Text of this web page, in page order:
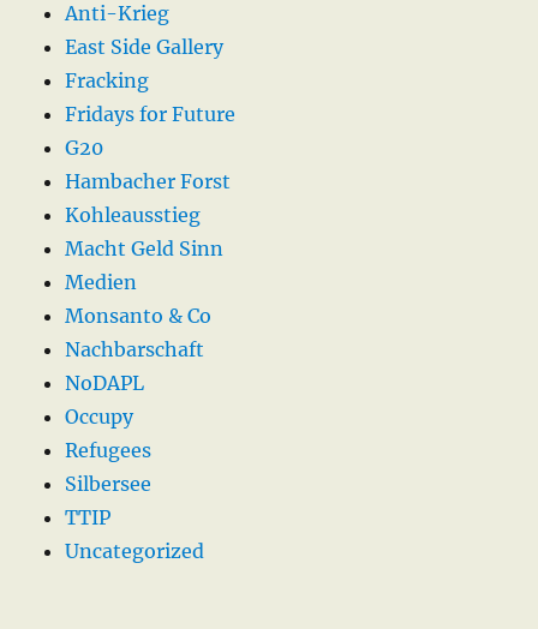
Anti-Krieg
East Side Gallery
Fracking
Fridays for Future
G20
Hambacher Forst
Kohleausstieg
Macht Geld Sinn
Medien
Monsanto & Co
Nachbarschaft
NoDAPL
Occupy
Refugees
Silbersee
TTIP
Uncategorized